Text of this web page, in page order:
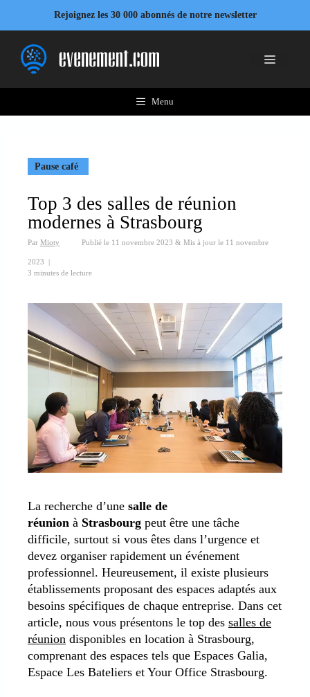
contenu
Rejoignez les 30 000 abonnés de notre newsletter
Menu
Menu
Pause café
Top 3 des salles de réunion
modernes à Strasbourg
Par Mioty Publié le 11 novembre 2023 & Mis à jour le 11 novembre
2023 |
3 minutes de lecture
La recherche d’une salle de
réunion à Strasbourg peut être une tâche
difficile, surtout si vous êtes dans l’urgence et
devez organiser rapidement un événement
professionnel. Heureusement, il existe plusieurs
établissements proposant des espaces adaptés aux
besoins spécifiques de chaque entreprise. Dans cet
article, nous vous présentons le top des salles de
réunion disponibles en location à Strasbourg,
comprenant des espaces tels que Espaces Galia,
Espace Les Bateliers et Your Office Strasbourg.